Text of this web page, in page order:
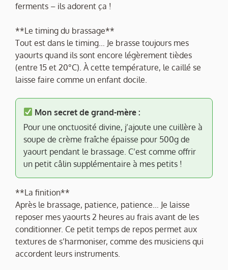
ferments – ils adorent ça !
**Le timing du brassage**
Tout est dans le timing… Je brasse toujours mes
yaourts quand ils sont encore légèrement tièdes
(entre 15 et 20°C). À cette température, le caillé se
laisse faire comme un enfant docile.
Mon secret de grand-mère :
Pour une onctuosité divine, j’ajoute une cuillère à
soupe de crème fraîche épaisse pour 500g de
yaourt pendant le brassage. C’est comme offrir
un petit câlin supplémentaire à mes petits !
**La finition**
Après le brassage, patience, patience… Je laisse
reposer mes yaourts 2 heures au frais avant de les
conditionner. Ce petit temps de repos permet aux
textures de s’harmoniser, comme des musiciens qui
accordent leurs instruments.